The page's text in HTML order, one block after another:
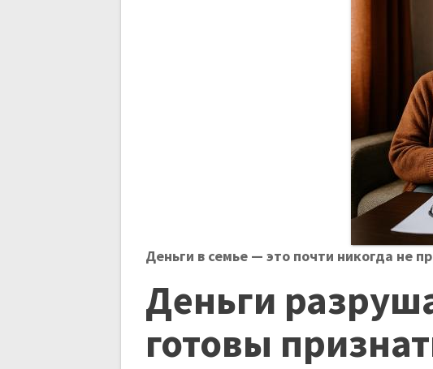
Деньги в семье — это почти никогда не
Деньги
готовы